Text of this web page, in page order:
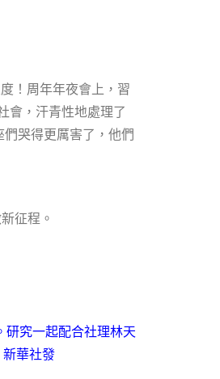
！周年年夜會上，習
會，汗青性地處理了
哭得更厲害了，他們
征程。
究一起配合社理林天
華社發